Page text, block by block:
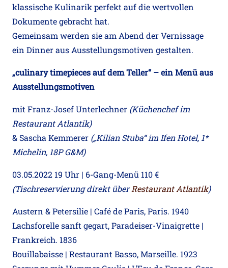
klassische Kulinarik perfekt auf die wertvollen
Dokumente gebracht hat.
Gemeinsam werden sie am Abend der Vernissage
ein Dinner aus Ausstellungsmotiven gestalten.
„culinary timepieces auf dem Teller“ – ein Menü aus
Ausstellungsmotiven
mit Franz-Josef Unterlechner (Küchenchef im
Restaurant Atlantik)
& Sascha Kemmerer („Kilian Stuba“ im Ifen Hotel, 1*
Michelin, 18P G&M)
03.05.2022 19 Uhr | 6-Gang-Menü 110 €
(Tischreservierung direkt überRestaurant Atlantik)
Austern & Petersilie | Café de Paris, Paris. 1940
Lachsforelle sanft gegart, Paradeiser-Vinaigrette |
Frankreich. 1836
Bouillabaisse | Restaurant Basso, Marseille. 1923